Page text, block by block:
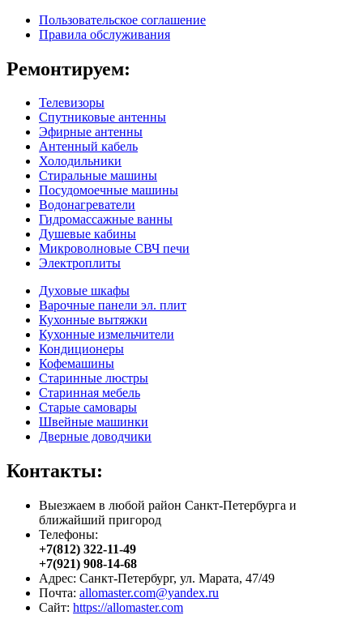
Пользовательское соглашение
Правила обслуживания
Ремонтируем:
Телевизоры
Спутниковые антенны
Эфирные антенны
Антенный кабель
Холодильники
Стиральные машины
Посудомоечные машины
Водонагреватели
Гидромассажные ванны
Душевые кабины
Микроволновые СВЧ печи
Электроплиты
Духовые шкафы
Варочные панели эл. плит
Кухонные вытяжки
Кухонные измельчители
Кондиционеры
Кофемашины
Старинные люстры
Старинная мебель
Старые самовары
Швейные машинки
Дверные доводчики
Контакты:
Выезжаем в любой район Санкт-Петербурга и
ближайший пригород
Телефоны:
+7(812) 322-11-49
+7(921) 908-14-68
Адрес: Санкт-Петербург, ул. Марата, 47/49
Почта: allomaster.com@yandex.ru
Сайт: https://allomaster.com